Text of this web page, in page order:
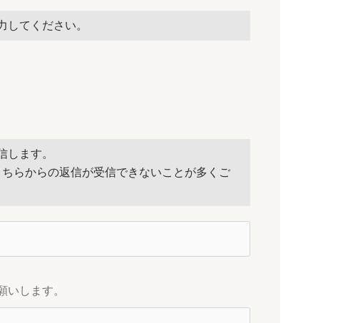
てください。
ます。
らからの返信が受信できないことが多くご
します。